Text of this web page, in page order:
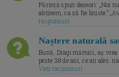
Părinții spun deseori: „Noi
abținem, ca să fie liniște.”
raspunsuri
Naștere naturală
Bună, Dragi mămici, aș
peste 38 de ani, ce ați ales:
Vezi raspunsuri